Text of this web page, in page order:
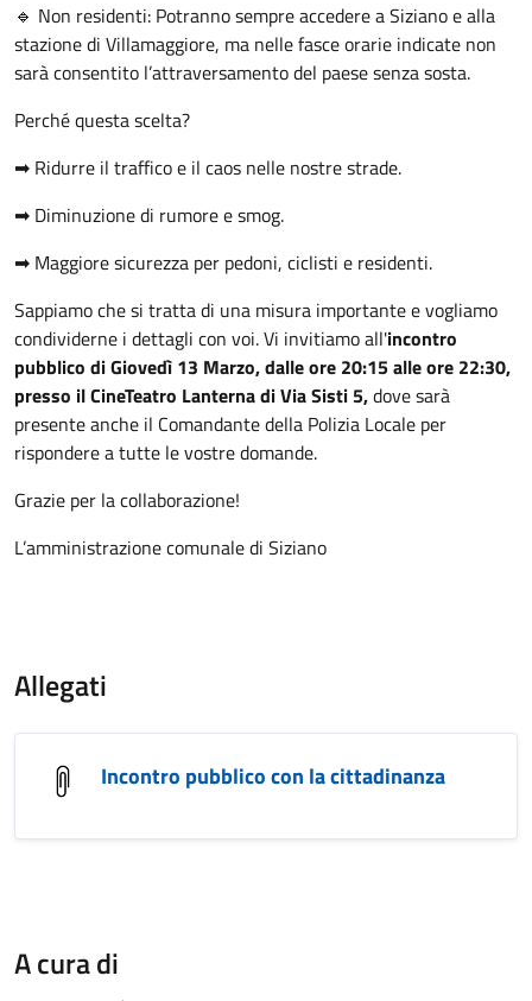
🔹 Non residenti: Potranno sempre accedere a Siziano e alla
stazione di Villamaggiore, ma nelle fasce orarie indicate non
sarà consentito l’attraversamento del paese senza sosta.
Perché questa scelta?
➡ Ridurre il traffico e il caos nelle nostre strade.
➡ Diminuzione di rumore e smog.
➡ Maggiore sicurezza per pedoni, ciclisti e residenti.
Sappiamo che si tratta di una misura importante e vogliamo
condividerne i dettagli con voi. Vi invitiamo all'incontro
pubblico di Giovedì 13 Marzo, dalle ore 20:15 alle ore 22:30,
presso il CineTeatro Lanterna di Via Sisti 5,dove sarà
presente anche il Comandante della Polizia Locale per
rispondere a tutte le vostre domande.
Grazie per la collaborazione!
L’amministrazione comunale di Siziano
Allegati
Incontro pubblico con la cittadinanza
A cura di